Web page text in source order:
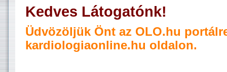
Kedves Látogatónk!
Üdvözöljük Önt az OLO.hu
kardiologiaonline.hu oldalon.